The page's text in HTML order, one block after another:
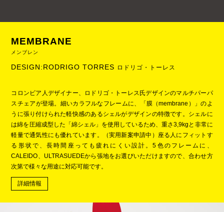
MEMBRANE
メンブレン
DESIGN:RODRIGO TORRES ロドリゴ・トーレス
コロンビア人デザイナー、ロドリゴ・トーレス氏デザインのマルチパーパ
スチェアが登場。細いカラフルなフレームに、「膜（membrane）」のよ
うに張り付けられた軽快感のあるシェルがデザインの特徴です。シェルに
は綿を圧縮成型した「綿シェル」を使用しているため、重さ3,9kgと非常に
軽量で通気性にも優れています。（実用新案申請中）座る人にフィットす
る形状で、長時間座っても疲れにくい設計。5色のフレームに、
CALEIDO、ULTRASUEDEから張地をお選びいただけますので、合わせ方
次第で様々な用途に対応可能です。
詳細情報